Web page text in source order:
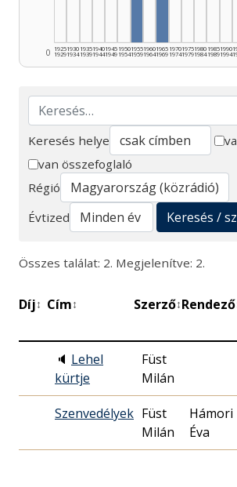
0 1925
1929
1930
1934
1935
1939
1940
1944
1945
1949
1950
1954
1955
1959
1960
1964
1965
1969
1970
1974
1975
1979
1980
1984
1985
1989
1990
1994
Keresés
Keresés helye
van összefoglaló
Régió
Évtized
Keresés /
Összes találat: 2. Megjelenítve: 2.
Díj↕ Cím↕ Szerző↕Rendező
🔈 Lehel
kürtje
Füst
Milán
Szenvedélyek Füst
Milán
Hámori
Éva